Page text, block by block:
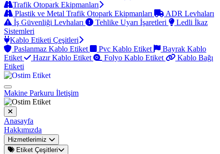
Trafik Otopark Ekipmanları
Plastik ve Metal Trafik Otopark Ekipmanları
ADR Levhaları
İş Güvenliği Levhaları
Tehlike Uyarı İşaretleri
Ledli İkaz
Sistemleri
Kablo Etiketi Çeşitleri
Paslanmaz Kablo Etiket
Pvc Kablo Etiket
Bayrak Kablo
Etiket
Hazır Kablo Etiket Folyo Kablo Etiket
Kablo Bağı
Etiketi
Makine Parkuru İletişim
Anasayfa
Hakkımızda
Hizmetlerimiz
Etiket Çeşitleri